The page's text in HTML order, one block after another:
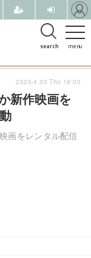
menu
search
新作映画を
画をレンタル配信
2020.4.30 Thu 19:00